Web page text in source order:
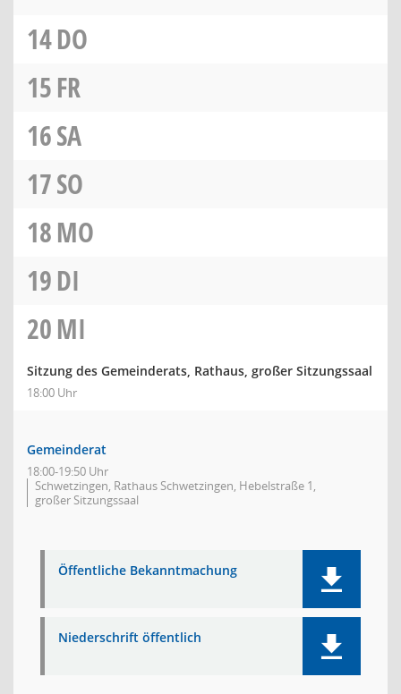
14DO
15FR
16SA
17SO
18MO
19DI
20MI
Sitzung des Gemeinderats, Rathaus, großer Sitzungssaal
18:00 Uhr
Gemeinderat
18:00-19:50 Uhr
Schwetzingen, Rathaus Schwetzingen, Hebelstraße 1,
großer Sitzungssaal
Öffentliche Bekanntmachung
Niederschrift öffentlich